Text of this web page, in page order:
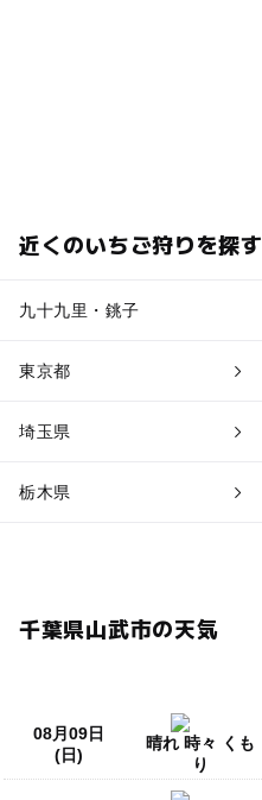
近くのいちご狩りを探す
九十九里・銚子
東京都
埼玉県
栃木県
千葉県山武市の天気
08月09日
(日)
晴れ 時々 くも
り